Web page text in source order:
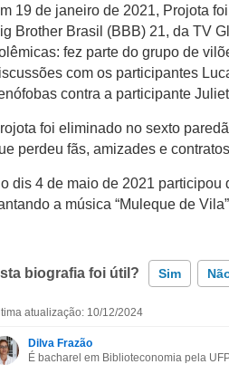
19 de janeiro de 2021, Projota
Brother Brasil (BBB) 21, da TV
fez parte do grupo de
com os participantes
contra a participante
foi eliminado no sexto
perdeu fãs, amizades e
dis 4 de maio de 2021
a música “Muleque de
biografia foi útil? Sim
Esta biografia não tem a informação
atualização: 10/12/2024
Dilva Frazão
É bacharel em Biblioteconomia pela